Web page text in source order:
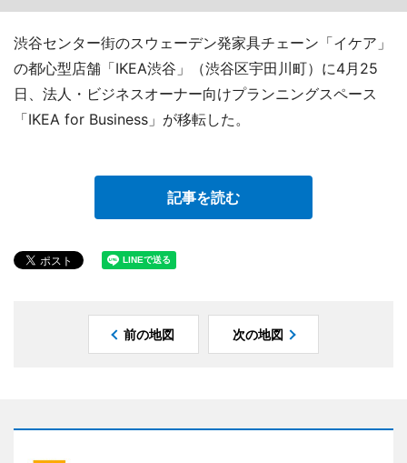
渋谷センター街のスウェーデン発家具チェーン「イケア」
の都心型店舗「IKEA渋谷」（渋谷区宇田川町）に4月25
日、法人・ビジネスオーナー向けプランニングスペース
「IKEA for Business」が移転した。
記事を読む
前の地図 次の地図